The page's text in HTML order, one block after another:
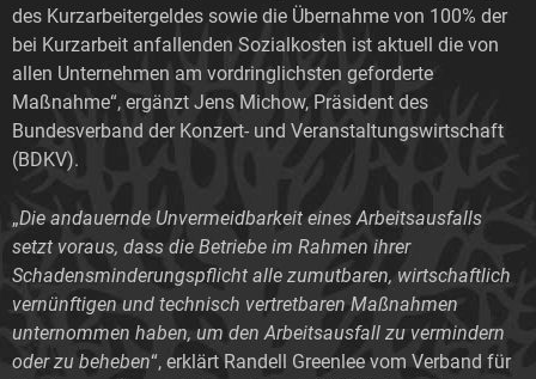
des Kurzarbeitergeldes sowie die Übernahme von 100% der
bei Kurzarbeit anfallenden Sozialkosten ist aktuell die von
allen Unternehmen am vordringlichsten geforderte
Maßnahme“, ergänzt Jens Michow, Präsident des
Bundesverband der Konzert- und Veranstaltungswirtschaft
(BDKV).
„Die andauernde Unvermeidbarkeit eines Arbeitsausfalls
setzt voraus, dass die Betriebe im Rahmen ihrer
Schadensminderungspflicht alle zumutbaren, wirtschaftlich
vernünftigen und technisch vertretbaren Maßnahmen
unternommen haben, um den Arbeitsausfall zu vermindern
oder zu beheben“, erklärt Randell Greenlee vom Verband für